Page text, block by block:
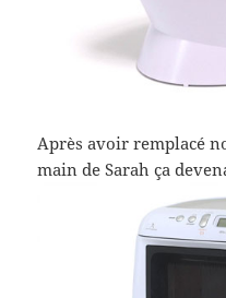
Après avoir remplacé
main de Sarah ça